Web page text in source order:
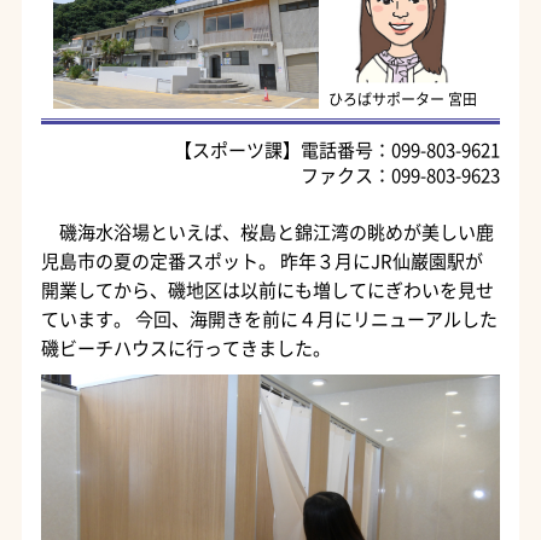
ひろばサポーター 宮田
【スポーツ課】電話番号：099-803-9621
ファクス：099-803-9623
磯海水浴場といえば、桜島と錦江湾の眺めが美しい鹿
児島市の夏の定番スポット。 昨年３月にJR仙巌園駅が
開業してから、磯地区は以前にも増してにぎわいを見せ
ています。 今回、海開きを前に４月にリニューアルした
磯ビーチハウスに行ってきました。